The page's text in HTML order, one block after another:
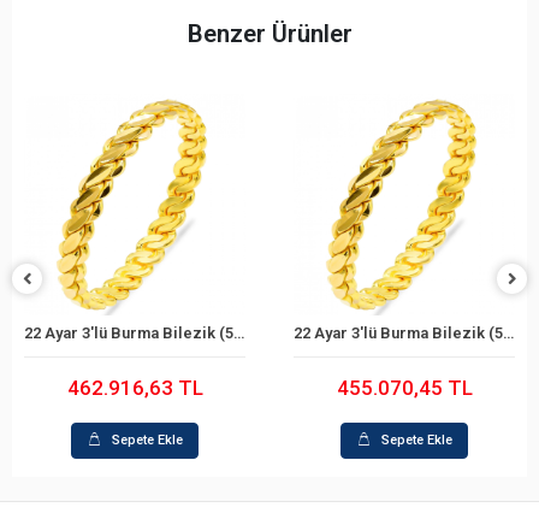
Benzer Ürünler
Sepete Ekle
22 Ayar 3'lü Burma Bilezik (59 Gram)
462.916,63 TL
Sepete Ekle
Sepete Ekle
22 Ayar 3'lü Burma Bilezik (58 Gram)
455.070,45 TL
Sepete Ekle